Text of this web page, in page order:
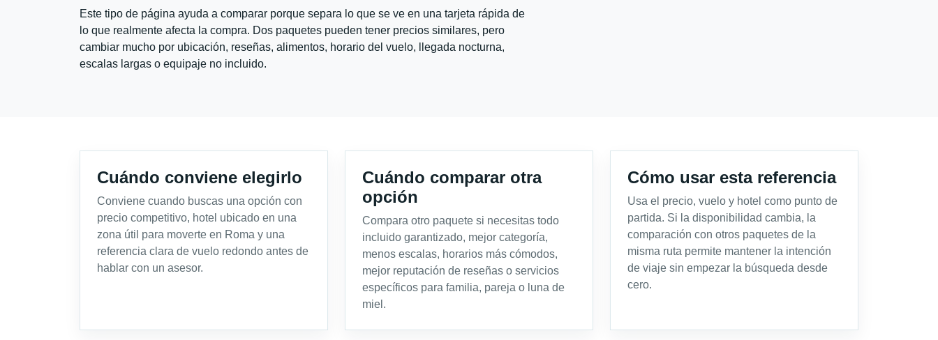
Este tipo de página ayuda a comparar porque separa lo que se ve en una tarjeta rápida de
lo que realmente afecta la compra. Dos paquetes pueden tener precios similares, pero
cambiar mucho por ubicación, reseñas, alimentos, horario del vuelo, llegada nocturna,
escalas largas o equipaje no incluido.
Cuándo conviene elegirlo
Conviene cuando buscas una opción con
precio competitivo, hotel ubicado en una
zona útil para moverte en Roma y una
referencia clara de vuelo redondo antes de
hablar con un asesor.
Cuándo comparar otra
opción
Compara otro paquete si necesitas todo
incluido garantizado, mejor categoría,
menos escalas, horarios más cómodos,
mejor reputación de reseñas o servicios
específicos para familia, pareja o luna de
miel.
Cómo usar esta referencia
Usa el precio, vuelo y hotel como punto de
partida. Si la disponibilidad cambia, la
comparación con otros paquetes de la
misma ruta permite mantener la intención
de viaje sin empezar la búsqueda desde
cero.